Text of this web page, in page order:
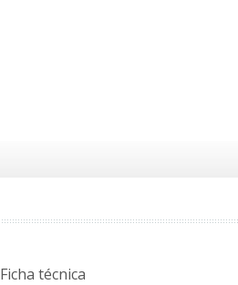
Ficha técnica